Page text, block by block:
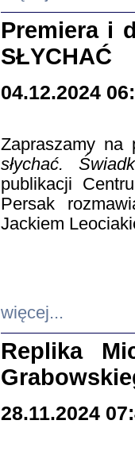
Premiera i
SŁYCHAĆ
04.12.2024
Zapraszamy
słychać.
publikacji
Persak
Jackiem
więcej...
Replika
28.11.2024